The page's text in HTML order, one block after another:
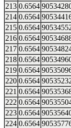
213 0.6564
214 0.6564
215 0.6564
216 0.6564
217 0.6564
218 0.6564
219 0.6564
220 0.6564
221 0.6564
222 0.6564
223 0.6564
224 0.6564